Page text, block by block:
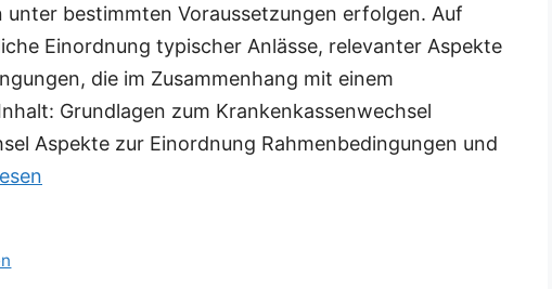
unter bestimmten Voraussetzungen erfolgen. Auf
Einordnung typischer Anlässe, relevanter Aspekte
die im Zusammenhang mit einem
Grundlagen zum Krankenkassenwechsel
Aspekte zur Einordnung Rahmenbedingungen und